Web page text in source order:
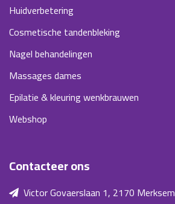
Huidverbetering
Cosmetische tandenbleking
Nagel behandelingen
Massages dames
Epilatie & kleuring wenkbrauwen
Webshop
Contacteer ons
Victor Govaerslaan 1, 2170 Merksem